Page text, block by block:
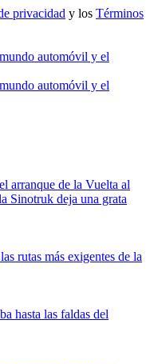
privacidad y los Términos
arranque de la Vuelta al
Sinotruk deja una grata
rutas más exigentes de la
hasta las faldas del